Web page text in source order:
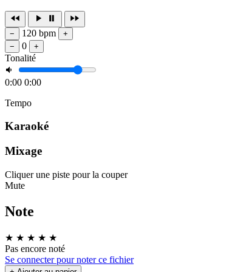
− 120 bpm
+
−
0 +
Tonalité
0:00 0:00
Tempo
Karaoké
Mixage
Cliquer une piste pour la couper
Mute
Note
★ ★ ★ ★ ★
Pas encore noté
Se connecter pour noter ce fichier